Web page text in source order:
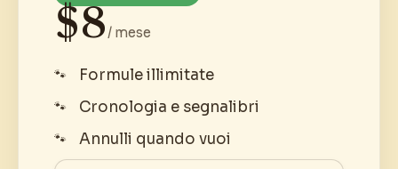
$8 / mese
Formule illimitate
Cronologia e segnalibri
Annulli quando vuoi